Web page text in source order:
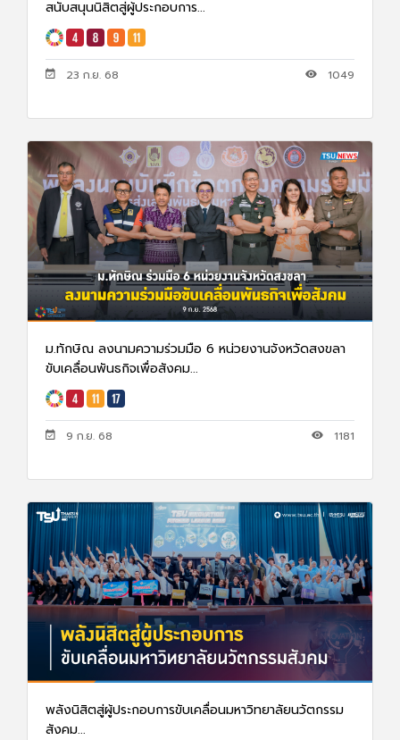
สนับสนุนนิสิตสู่ผู้ประกอบการ...
23 ก.ย. 68 1049
ม.ทักษิณ ลงนามความร่วมมือ 6 หน่วยงานจังหวัดสงขลา
ขับเคลื่อนพันธกิจเพื่อสังคม...
9 ก.ย. 68 1181
พลังนิสิตสู่ผู้ประกอบการขับเคลื่อนมหาวิทยาลัยนวัตกรรม
สังคม...